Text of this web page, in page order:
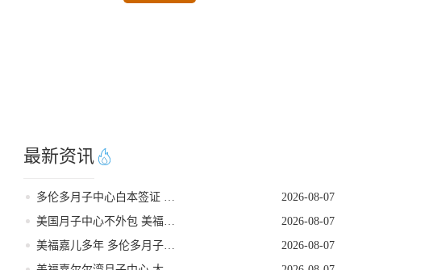
最新资讯
多伦多月子中心白本签证 美福嘉儿提升过签
2026-08-07
美国月子中心不外包 美福嘉儿三十年老牌
2026-08-07
美福嘉儿多年 多伦多月子中心加宝护照续签
2026-08-07